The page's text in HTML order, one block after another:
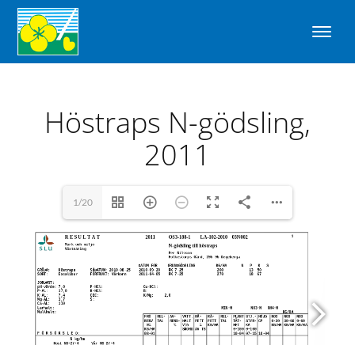
Höstraps N-gödsling,
2011
1/20